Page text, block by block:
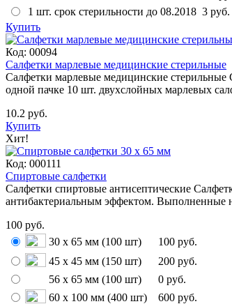
1 шт. срок стерильности до 08.2018 3 руб.
Купить
Код: 00094
Салфетки марлевые медицинские стерильные
Cалфетки марлевые медицинские
одной пачке 10 шт. двухслойных марлевых
10.2 руб.
Купить
Хит!
Код: 000111
Спиртовые салфетки
Салфетки спиртовые антисептические
антибактериальным эффектом. Выполненные
100 руб.
30 х 65 мм (100 шт)
100 руб.
45 х 45 мм (150 шт)
200 руб.
56 х 65 мм (100 шт)
0 руб.
60 х 100 мм (400 шт)
600 руб.